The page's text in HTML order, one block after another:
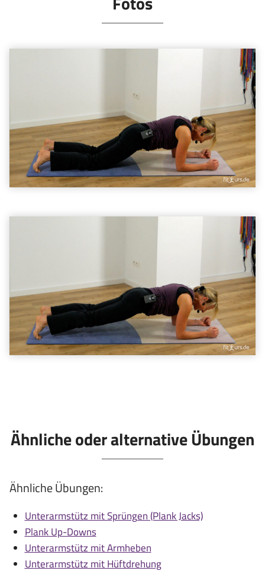
Ähnliche oder alternative Übungen
Ähnliche Übungen:
Unterarmstütz mit Sprüngen (Plank Jacks)
Plank Up-Downs
Unterarmstütz mit Armheben
Unterarmstütz mit Hüftdrehung